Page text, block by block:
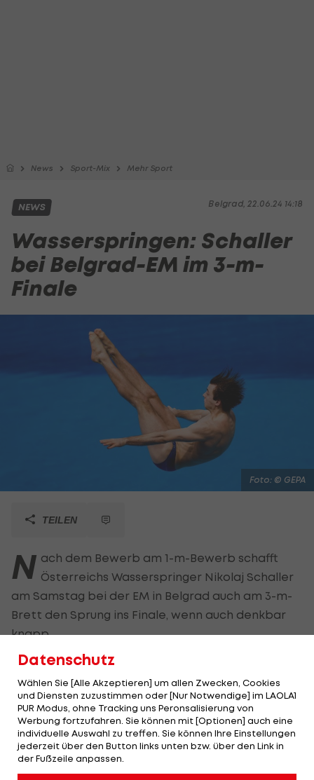
News Sport-Mix Mehr Sport
Belgrad, 22.06.24 14:18
NEWS
Wasserspringen: Schaller
bei Belgrad-EM im 3-m-
Finale
Foto: © GEPA
TEILEN
N ach dem Bewerb am 1-m-Bewerb schafft
Österreichs Wasserspringer Nikolaj Schaller
am Samstag bei der EM in Belgrad auch am 3-m-
Brett den Sprung ins Finale, wenn auch denkbar
knapp.
Mit 339,75 Punkten landet er auf dem zwölften und
damit letzten Platz der Qualifizierten. Die Quali
gewinnt der Franzose Gwendal Bisch mit 407,80
Punkten.
Das Finale startet am Samstagnachmittag um
Datenschutz
Wählen Sie [Alle Akzeptieren] um allen Zwecken, Cookies
und Diensten zuzustimmen oder [Nur Notwendige] im LAOLA1
PUR Modus, ohne Tracking uns Peronsalisierung von
Werbung fortzufahren. Sie können mit [Optionen] auch eine
individuelle Auswahl zu treffen. Sie können Ihre Einstellungen
jederzeit über den Button links unten bzw. über den Link in
der Fußzeile anpassen.